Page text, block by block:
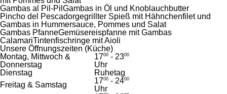
Gambas al Pil-Pil Gambas in Öl und Knoblauchbutter
Pincho del Pescadorgegrillter Spieß mit Hähnchenfilet und
Gambas in Hummersauce, Pommes und Salat
Gambas PfanneGemüsereispfanne mit Gambas
CalamariTintenfischringe mit Aioli
Unsere Öffnungszeiten (Küche)
Montag, Mittwoch &
Donnerstag
1700 - 2300
Uhr
Dienstag
Ruhetag
Freitag & Samstag
1700 - 2400
Uhr